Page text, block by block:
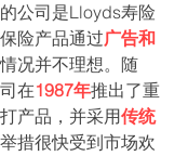
公司是Lloyds寿险
险产品通过广告和
况并不理想。随
在1987年推出了重
产品，并采用传统
措很快受到市场欢